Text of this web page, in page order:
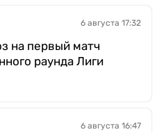
6 августа 17:32
на первый матч
раунда Лиги
6 августа 16:47